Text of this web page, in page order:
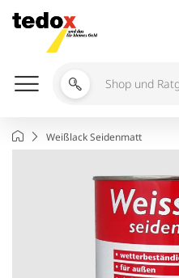
Inhalt
springen
Shop
Ratgeber
durchsuchen
StartseiteWeißlack Seidenmatt